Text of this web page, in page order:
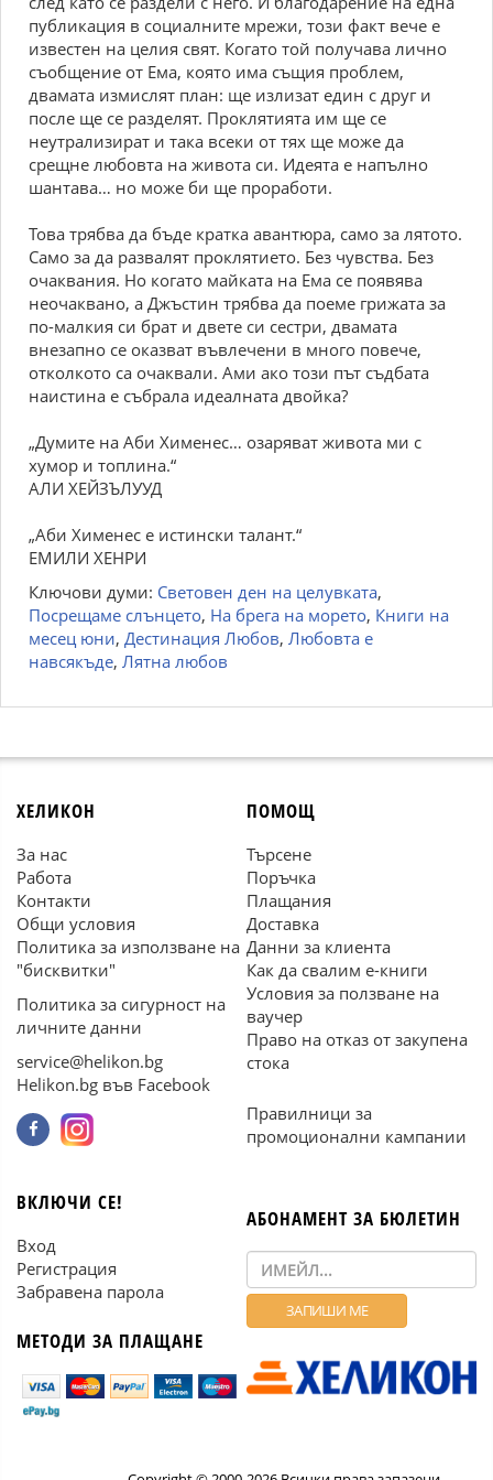
публикация в социалните мрежи, този факт вече е
известен на целия свят. Когато той получава лично
съобщение от Ема, която има същия проблем,
двамата измислят план: ще излизат един с друг и
после ще се разделят. Проклятията им ще се
неутрализират и така всеки от тях ще може да
срещне любовта на живота си. Идеята е напълно
шантава… но може би ще проработи.
Това трябва да бъде кратка авантюра, само за лятото.
Само за да развалят проклятието. Без чувства. Без
очаквания. Но когато майката на Ема се появява
неочаквано, а Джъстин трябва да поеме грижата за
по-малкия си брат и двете си сестри, двамата
внезапно се оказват въвлечени в много повече,
отколкото са очаквали. Ами ако този път съдбата
наистина е събрала идеалната двойка?
„Думите на Аби Хименес… озаряват живота ми с
хумор и топлина.“
АЛИ ХЕЙЗЪЛУУД
„Аби Хименес е истински талант.“
ЕМИЛИ ХЕНРИ
Ключови думи: Световен ден на целувката,
Посрещаме слънцето, На брега на морето, Книги на
месец юни, Дестинация Любов, Любовта е
навсякъде, Лятна любов
ХЕЛИКОН
За нас
Работа
Контакти
Общи условия
Политика за използване на
"бисквитки"
Политика за сигурност на
личните данни
service@helikon.bg
Helikon.bg във Facebook
ПОМОЩ
Търсене
Поръчка
Плащания
Доставка
Данни за клиента
Как да свалим е-книги
Условия за ползване на
ваучер
Право на отказ от закупена
стока
Правилници за
промоционални кампании
ВКЛЮЧИ СЕ!
Вход
Регистрация
Забравена парола
МЕТОДИ ЗА ПЛАЩАНЕ
АБОНАМЕНТ ЗА БЮЛЕТИН